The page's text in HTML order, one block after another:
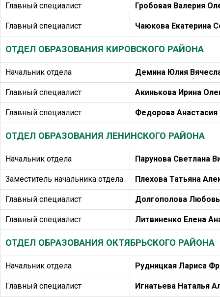
Главный специалист Гробовая Валерия
Главный специалист Чаюкова Екатерина
ОТДЕЛ ОБРАЗОВАНИЯ КИРОВСКОГО РАЙОНА
Начальник отдела Демина Юлия
Главный специалист Акинькова Ирина
Главный специалист Федорова
ОТДЕЛ ОБРАЗОВАНИЯ ЛЕНИНСКОГО РАЙОНА
Начальник отдела Парунова Светлана
Заместитель начальника отдела Плехова Татьяна
Главный специалист Долгополова
Главный специалист Литвиненко Елена
ОТДЕЛ ОБРАЗОВАНИЯ ОКТЯБРЬСКОГО РАЙОНА
Начальник отдела Рудницкая Лариса
Главный специалист Игнатьева Наталья